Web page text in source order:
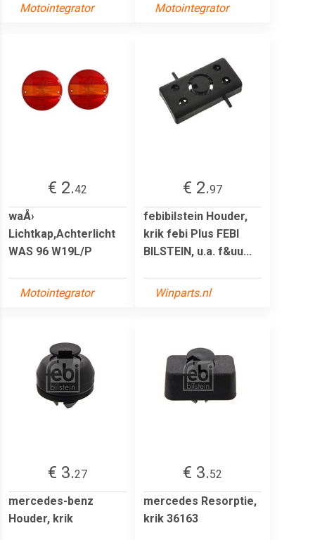
Motointegrator Motointegrator
€ 2.42
waÅ›
Lichtkap,Achterlicht
WAS 96 W19L/P
Motointegrator
€ 2.97
febibilstein Houder,
krik febi Plus FEBI
BILSTEIN, u.a. f&uu...
Winparts.nl
€ 3.27
mercedes-benz
Houder, krik
€ 3.52
mercedes Resorptie,
krik 36163